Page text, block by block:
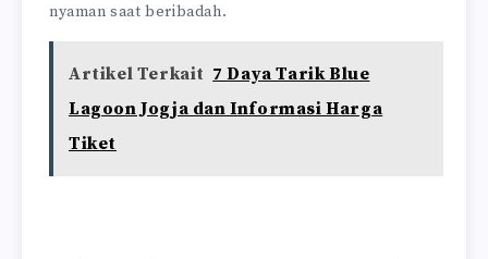
nyaman saat beribadah.
Artikel Terkait 7 Daya Tarik Blue
Lagoon Jogja dan Informasi Harga
Tiket